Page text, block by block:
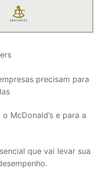
precisam para
McDonald’s e para a
que vai levar sua